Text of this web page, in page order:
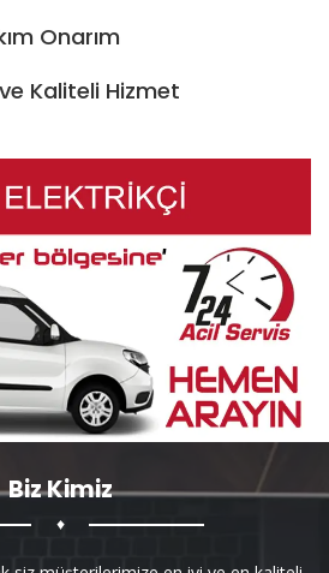
Onarım
ve Kaliteli Hizmet
Biz Kimiz
♦